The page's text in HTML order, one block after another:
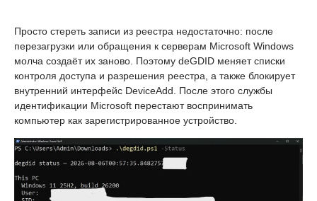
Просто стереть записи из реестра недостаточно: после
перезагрузки или обращения к серверам Microsoft Windows
молча создаёт их заново. Поэтому deGDID меняет списки
контроля доступа и разрешения реестра, а также блокирует
внутренний интерфейс DeviceAdd. После этого службы
идентификации Microsoft перестают воспринимать
компьютер как зарегистрированное устройство.